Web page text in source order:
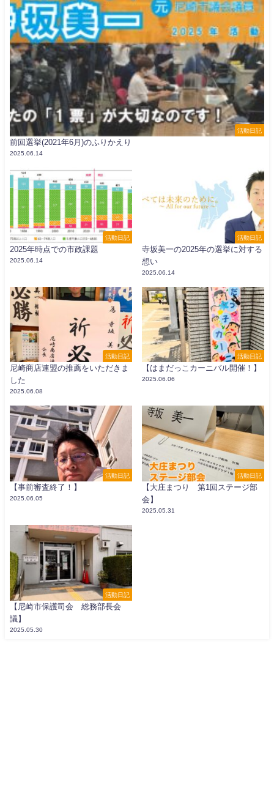
活動日記
前回選挙(2021年6月)のふりかえり
2025.06.14
活動日記
2025年時点での市政課題
2025.06.14
活動日記
寺坂美一の2025年の選挙に対する
想い
2025.06.14
活動日記
尼崎商店連盟の推薦をいただきま
した
2025.06.08
活動日記
【はまだっこカーニバル開催！】
2025.06.06
活動日記
【事前審査終了！】
2025.06.05
活動日記
【大庄まつり 第1回ステージ部
会】
2025.05.31
活動日記
【尼崎市保護司会 総務部長会
議】
2025.05.30